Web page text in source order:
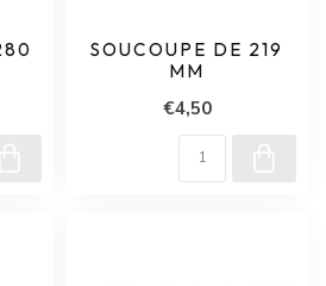
SOUCOUPE DE 219
MM
€4,50